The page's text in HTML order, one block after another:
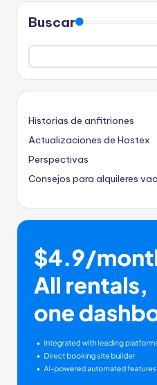
Buscar
Historias de anfitriones
Actualizaciones de Hostex
Perspectivas
Consejos para alquileres